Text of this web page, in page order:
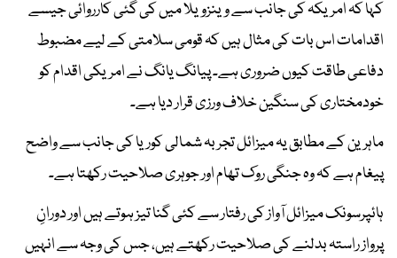
کہا کہ امریکہ کی جانب سے وینزویلا میں کی گئی کارروائی جیسے
اقدامات اس بات کی مثال ہیں کہ قومی سلامتی کے لیے مضبوط
دفاعی طاقت کیوں ضروری ہے۔ پیانگ یانگ نے امریکی اقدام کو
خودمختاری کی سنگین خلاف ورزی قرار دیا ہے۔
ماہرین کے مطابق یہ میزائل تجربہ شمالی کوریا کی جانب سے واضح
پیغام ہے کہ وہ جنگی روک تھام اور جوہری صلاحیت رکھتا ہے۔
ہائپرسونک میزائل آواز کی رفتار سے کئی گنا تیز ہوتے ہیں اور دورانِ
پرواز راستہ بدلنے کی صلاحیت رکھتے ہیں، جس کی وجہ سے انہیں